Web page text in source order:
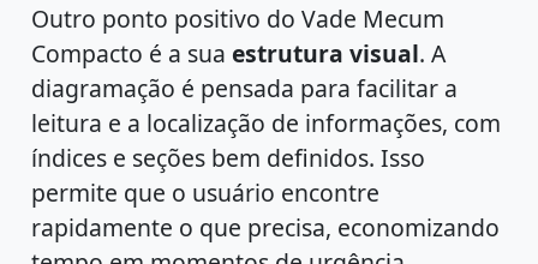
Outro ponto positivo do Vade Mecum
Compacto é a sua estrutura visual. A
diagramação é pensada para facilitar a
leitura e a localização de informações, com
índices e seções bem definidos. Isso
permite que o usuário encontre
rapidamente o que precisa, economizando